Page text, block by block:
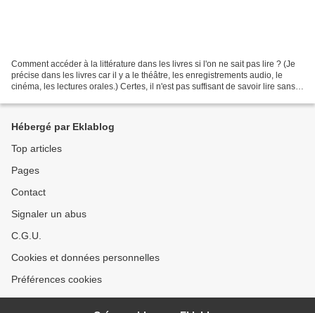
Comment accéder à la littérature dans les livres si l'on ne sait pas lire ? (Je
précise dans les livres car il y a le théâtre, les enregistrements audio, le
cinéma, les lectures orales.) Certes, il n'est pas suffisant de savoir lire sans
Hébergé par Eklablog
Top articles
Pages
Contact
Signaler un abus
C.G.U.
Cookies et données personnelles
Préférences cookies